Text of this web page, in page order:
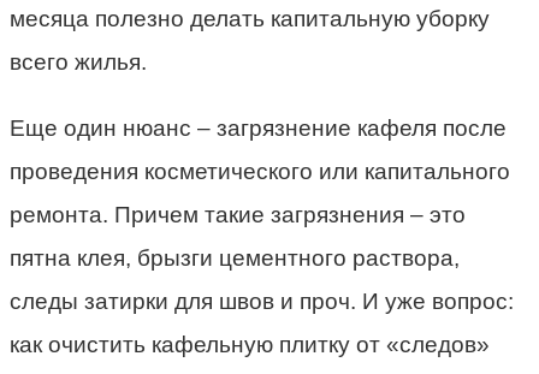
месяца полезно делать капитальную уборку
всего жилья.
Еще один нюанс – загрязнение кафеля после
проведения косметического или капитального
ремонта. Причем такие загрязнения – это
пятна клея, брызги цементного раствора,
следы затирки для швов и проч. И уже вопрос:
как очистить кафельную плитку от «следов»